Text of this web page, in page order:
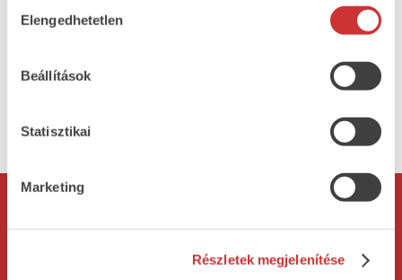
kiválasztása
Elengedhetetlen
Beállítások
Statisztikai
Marketing
Részletek megjelenítése
Energia 1238kJ/298kcal; Zsír 24g, amelyből
telített zsírsavak 9,8g; Szénhidrát 6,4g, amelyből
cukrok 1,2g; Fehérje 14g; Rost <0,5g; Só 1,9g.
vissza
Mestersonka